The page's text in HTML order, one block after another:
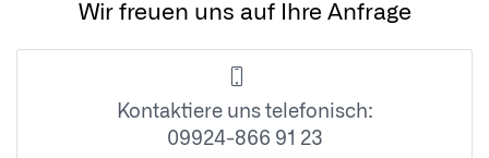
Wir freuen uns auf Ihre Anfrage
Kontaktiere uns telefonisch:
09924-866 91 23